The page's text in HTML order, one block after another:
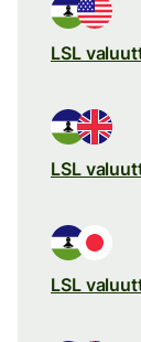
LSL
LSL
LSL